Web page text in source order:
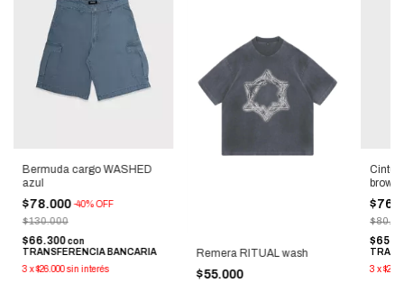
Bermuda cargo WASHED
azul
$78.000-40%OFF
$130.000
$66.300con
TRANSFERENCIA BANCARIA
3 x$26.000sin interés
Remera RITUAL wash
$55.000
brown
3 x